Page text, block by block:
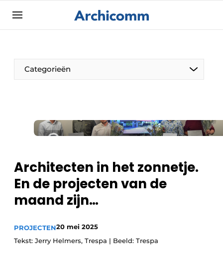
Aanmelden
ArchiComm | Magazine over architectuur,
interieur- & landschapsarchitectuur
Nieuwsbrief
Privacy / Cookie statement
Vacature aanmelden
Vacatures
Categorieën
De Pen
Architecten in het zonnetje.
En de projecten van de
maand zijn…
PROJECTEN20 mei 2025
Tekst: Jerry Helmers, Trespa | Beeld: Trespa